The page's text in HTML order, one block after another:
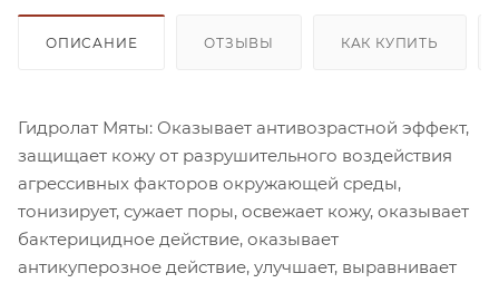
ОПИСАНИЕ ОТЗЫВЫ КАК КУПИТЬ
Гидролат Мяты: Оказывает антивозрастной эффект,
защищает кожу от разрушительного воздействия
агрессивных факторов окружающей среды,
тонизирует, сужает поры, освежает кожу, оказывает
бактерицидное действие, оказывает
антикуперозное действие, улучшает, выравнивает